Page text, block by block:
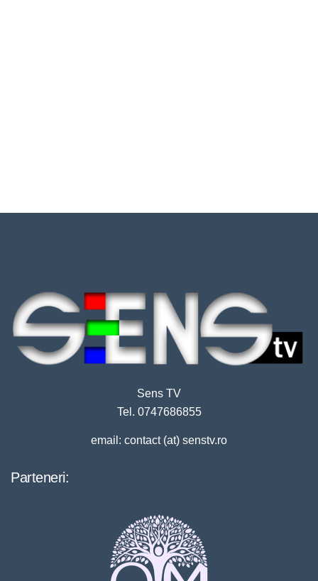
Sens TV
Tel. 0747686855
email: contact (at) senstv.ro
Parteneri: